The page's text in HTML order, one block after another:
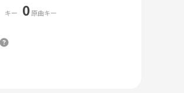
キー 0原曲キー